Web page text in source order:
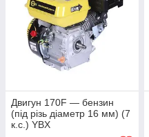
Двигун 170F — бензин
(під різь діаметр 16 мм) (7
к.с.) YBX